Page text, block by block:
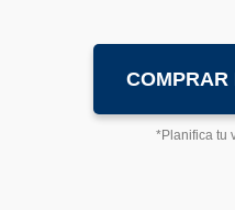
COMPRAR
*Planifica tu